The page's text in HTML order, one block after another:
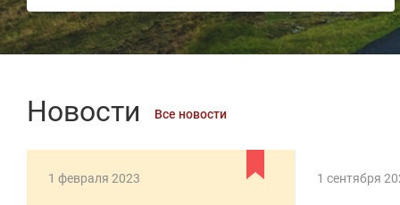
Новости Все новости
1 февраля 2023 1 сентября